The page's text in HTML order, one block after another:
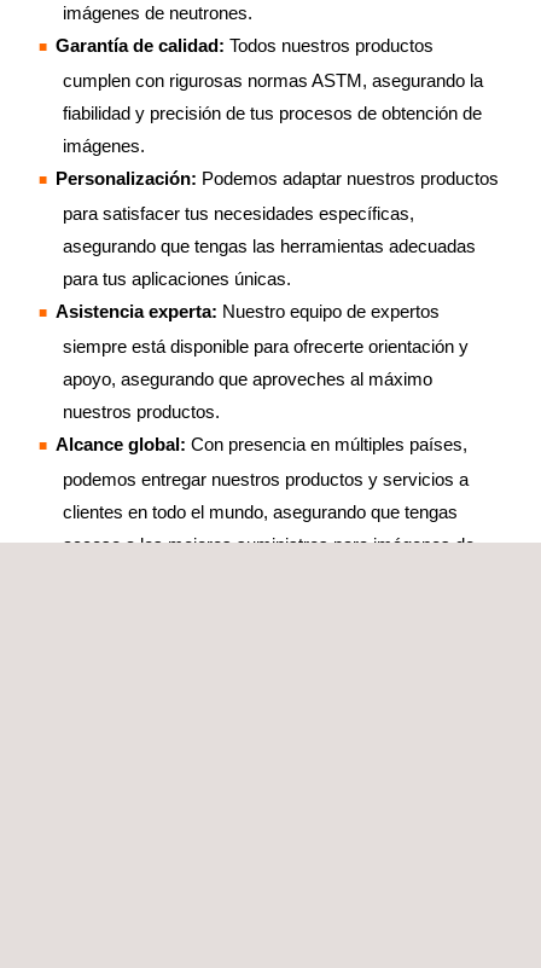
imágenes de neutrones.
Garantía de calidad: Todos nuestros productos
cumplen con rigurosas normas ASTM, asegurando la
fiabilidad y precisión de tus procesos de obtención de
imágenes.
Personalización: Podemos adaptar nuestros productos
para satisfacer tus necesidades específicas,
asegurando que tengas las herramientas adecuadas
para tus aplicaciones únicas.
Asistencia experta: Nuestro equipo de expertos
siempre está disponible para ofrecerte orientación y
apoyo, asegurando que aproveches al máximo
nuestros productos.
Alcance global: Con presencia en múltiples países,
podemos entregar nuestros productos y servicios a
clientes en todo el mundo, asegurando que tengas
acceso a los mejores suministros para imágenes de